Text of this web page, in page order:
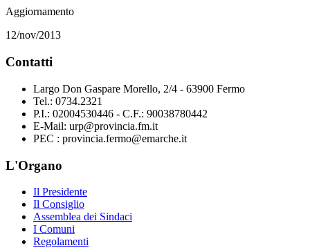
Aggiornamento
12/nov/2013
Contatti
Largo Don Gaspare Morello, 2/4 - 63900 Fermo
Tel.: 0734.2321
P.I.: 02004530446 - C.F.: 90038780442
E-Mail: urp@provincia.fm.it
PEC : provincia.fermo@emarche.it
L'Organo
Il Presidente
Il Consiglio
Assemblea dei Sindaci
I Comuni
Regolamenti